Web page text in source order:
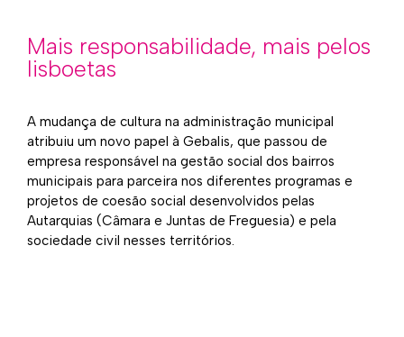
Mais responsabilidade, mais pelos
lisboetas
A mudança de cultura na administração municipal
atribuiu um novo papel à Gebalis, que passou de
empresa responsável na gestão social dos bairros
municipais para parceira nos diferentes programas e
projetos de coesão social desenvolvidos pelas
Autarquias (Câmara e Juntas de Freguesia) e pela
sociedade civil nesses territórios.